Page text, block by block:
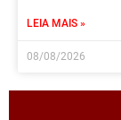
LEIA MAIS »
08/08/2026